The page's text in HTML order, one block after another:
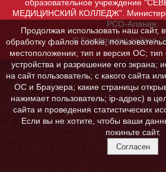
образовательное учреждение
МЕДИЦИНСКИЙ КОЛЛЕДЖ".
РСО-Алания.
© Конструктор сайтов
Продолжая использовать наш сайт,
обработку файлов cookie,
местоположении; тип и версия ОС; тип
устройства и разрешение его экрана;
на сайт пользователь; с какого сайта
ОС и Браузера; какие страницы
нажимает пользователь; ip-адрес) в
сайта и проведения статистических
Если вы не хотите, чтобы ваши
покиньте сайт.
Согласен